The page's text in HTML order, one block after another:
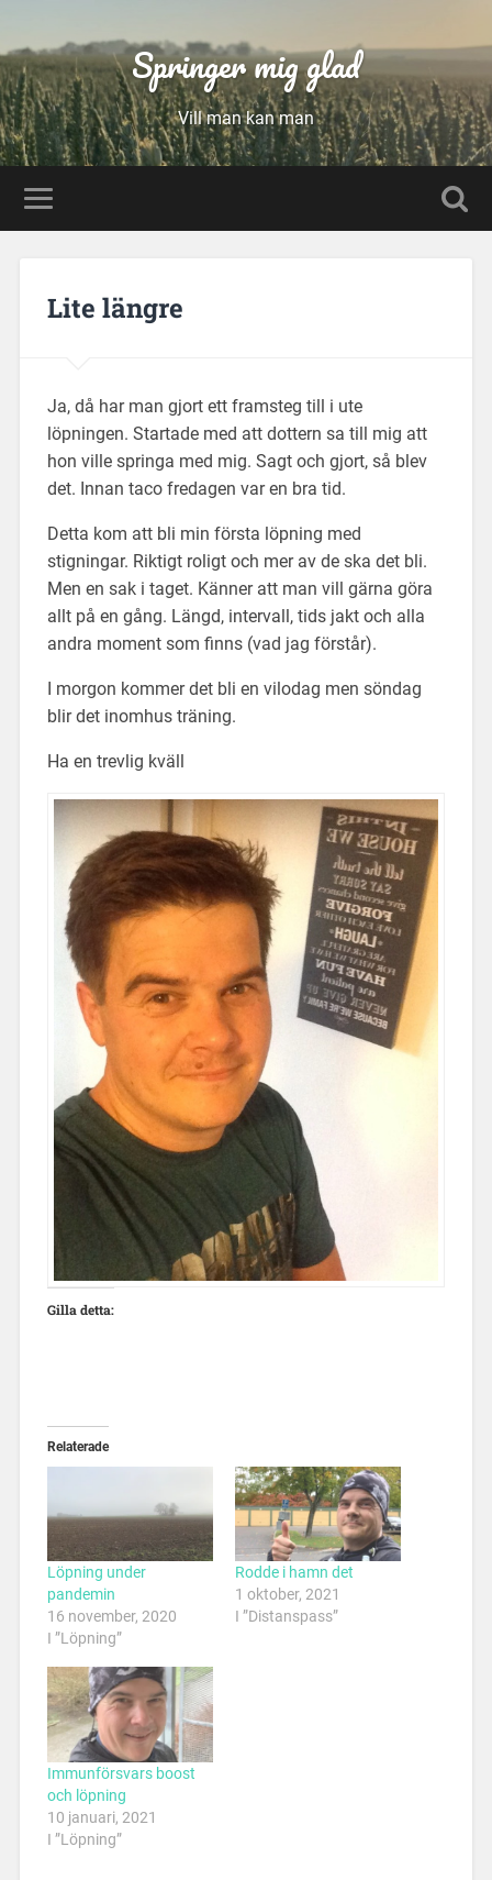
Springer mig glad
Vill man kan man
Lite längre
Ja, då har man gjort ett framsteg till i ute
löpningen. Startade med att dottern sa till mig att
hon ville springa med mig. Sagt och gjort, så blev
det. Innan taco fredagen var en bra tid.
Detta kom att bli min första löpning med
stigningar. Riktigt roligt och mer av de ska det bli.
Men en sak i taget. Känner att man vill gärna göra
allt på en gång. Längd, intervall, tids jakt och alla
andra moment som finns (vad jag förstår).
I morgon kommer det bli en vilodag men söndag
blir det inomhus träning.
Ha en trevlig kväll
Gilla detta:
Relaterade
Löpning under
pandemin
16 november, 2020
I ”Löpning”
Rodde i hamn det
1 oktober, 2021
I ”Distanspass”
Immunförsvars boost
och löpning
10 januari, 2021
I ”Löpning”